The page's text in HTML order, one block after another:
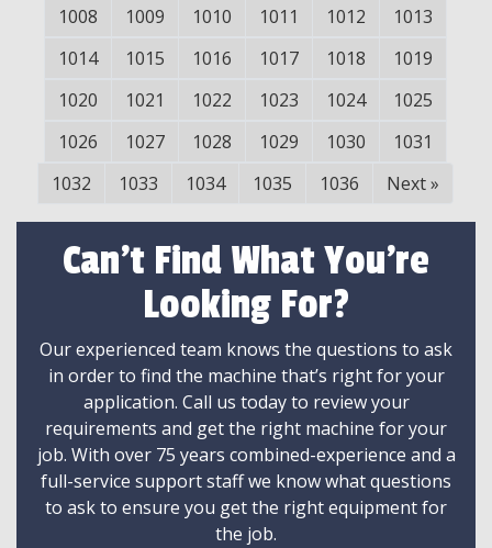
1008
1009 1010 1011 1012
1013
1014
1015 1016 1017 1018
1019
1020
1021 1022 1023 1024
1025
1026
1027 1028 1029 1030
1031
1032
1033 1034 1035 1036 Next»
Can't Find What You're
Looking For?
Our experienced team knows the questions to ask
in order to find the machine that’s right for your
application. Call us today to review your
requirements and get the right machine for your
job. With over 75 years combined-experience and a
full-service support staff we know what questions
to ask to ensure you get the right equipment for
the job.